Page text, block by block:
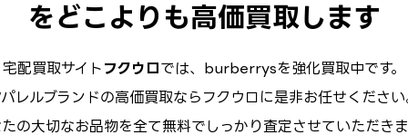
をどこよりも高価買取します
宅配買取サイト フクウロでは、burberrysを強化買取中です。
レルブランドの高価買取ならフクウロに是非お任せくださ
の大切なお品物を全て無料でしっかり査定させていただき